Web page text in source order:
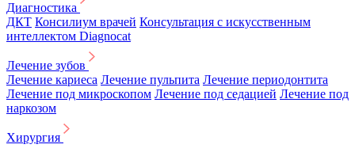
Диагностика
ДКТ Консилиум врачей Консультация с искусственным
интеллектом Diagnocat
Лечение зубов
Лечение кариеса Лечение пульпита Лечение периодонтита
Лечение под микроскопом Лечение под седацией Лечение под
наркозом
Хирургия